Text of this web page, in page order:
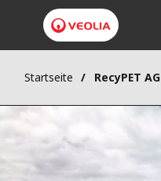
Startseite RecyPET AG